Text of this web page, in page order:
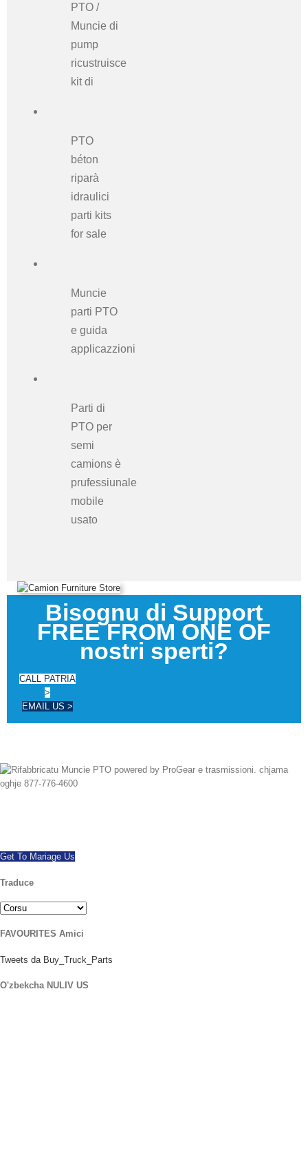
PTO /
Muncie di
pump
ricustruisce
kit di
PTO
béton
riparà
idraulici
parti kits
for sale
Muncie
parti PTO
e guida
applicazzioni
Parti di
PTO per
semi
camionsè
prufessiunale
mobile
usato
Bisognu di Support
FREE FROM ONE OF
nostri sperti?
CALL PATRIA
>
EMAIL US >
Get To Mariage Us
Traduce
FAVOURITES Amici
Tweets da Buy_Truck_Parts
O'zbekcha NULIV US